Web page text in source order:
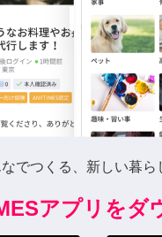
でつくる、新しい暮ら
アプリをダ